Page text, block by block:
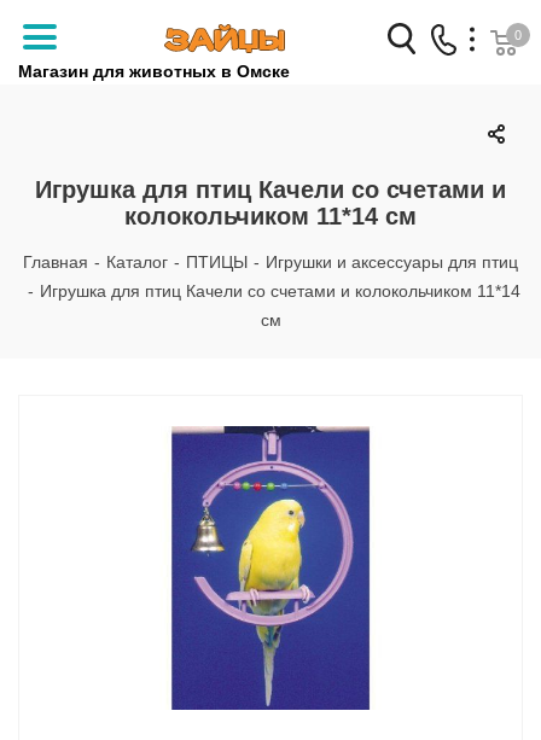
Магазин для животных в Омске
Заказать звонок
+7 (3812) 79-04-04
+7 (950) 959-88-32
0
Игрушка для птиц Качели со счетами и
колокольчиком 11*14 см
Главная - Каталог - ПТИЦЫ - Игрушки и аксессуары для птиц
- Игрушка для птиц Качели со счетами и колокольчиком 11*14
см